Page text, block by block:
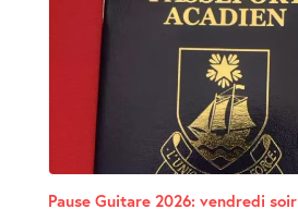
Pause Guitare 2026: vendredi soir